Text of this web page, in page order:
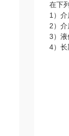
在下
1）
2）
3）
4）